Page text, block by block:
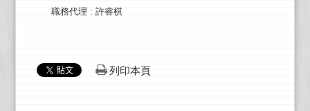
職務代理 : 許睿棋
列印本頁